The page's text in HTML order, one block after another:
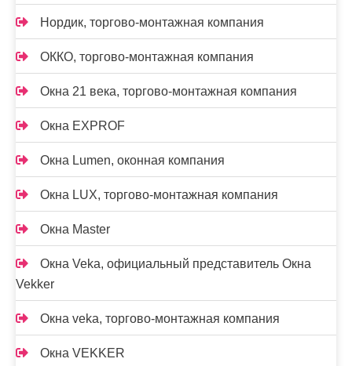
Нордик, торгово-монтажная компания
ОККО, торгово-монтажная компания
Окна 21 века, торгово-монтажная компания
Окна EXPROF
Окна Lumen, оконная компания
Окна LUX, торгово-монтажная компания
Окна Master
Окна Veka, официальный представитель Окна
Vekker
Окна veka, торгово-монтажная компания
Окна VEKKER